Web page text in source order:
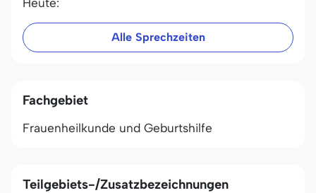
Alle Sprechzeiten
Fachgebiet
Frauenheilkunde und Geburtshilfe
Teilgebiets-/Zusatzbezeichnungen